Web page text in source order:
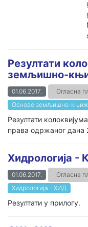
Резултати
земљишно-
01.06.2017. Огласна
Основе земљишно-
Резултати
права одржаног дана
Хидрологија -
01.06.2017. Огласна
Хидрологија - ХИД
Резултати у прилогу.